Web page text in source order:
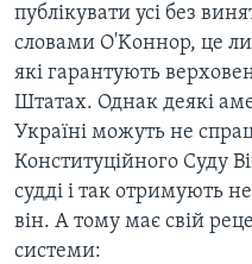
публікувати усі без
словами О'Kоннор, це
які гарантують
Штатах. Однак деякі
Україні можуть не
Конституційного Суду
судді і так отримують
він. А тому має свій
системи: